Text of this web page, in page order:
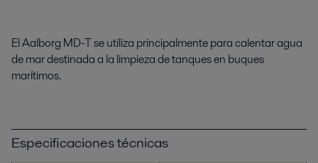
El Aalborg MD-T se utiliza principalmente para calentar agua
de mar destinada a la limpieza de tanques en buques
marítimos.
Especificaciones técnicas